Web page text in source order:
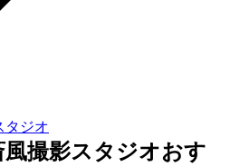
タジオ
風撮影スタジオおす